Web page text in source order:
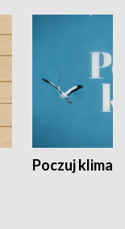
Poczuj klimat